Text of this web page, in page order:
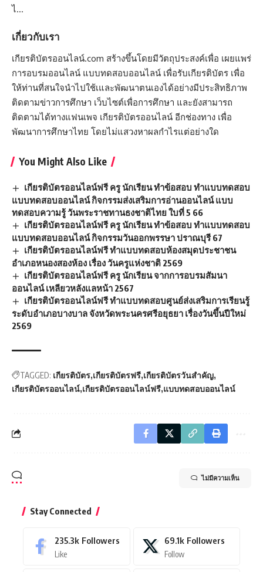
ไ…
เกี่ยวกับเรา
เกียรติบัตรออนไลน์.com สร้างขึ้นโดยมีวัตถุประสงค์เพื่อ เผยแพร่
การอบรมออนไลน์ แบบทดสอบออนไลน์ เพื่อรับเกียรติบัตร เพื่อ
ให้ท่านที่สนใจนำไปใช้เและพัฒนาตนเองได้อย่างมีประสิทธิภาพ
ติดตามข่าวการศึกษา เว็บไซต์เพื่อการศึกษา และยังสามารถ
ติดตามได้ทางแฟนเพจ เกียรติบัตรออนไลน์ อีกช่องทาง เพื่อ
พัฒนาการศึกษาไทย โดยไม่แสวงหาผลกำไรแต่อย่างใด
You Might Also Like
เกียรติบัตรออนไลน์ฟรี ครู นักเรียน ทำข้อสอบ ทำแบบทดสอบ
แบบทดสอบออนไลน์ กิจกรรมส่งเสริมการอ่านออนไลน์ แบบ
ทดสอบความรู้ วันพระราชทานธงชาติไทย ใบที่ 5 66
เกียรติบัตรออนไลน์ฟรี ครู นักเรียน ทำข้อสอบ ทำแบบทดสอบ
แบบทดสอบออนไลน์ กิจกรรมวันออกพรรษา ปราณบุรี 67
เกียรติบัตรออนไลน์ฟรี ทำแบบทดสอบห้องสมุดประชาชน
อำเภอหนองสองห้อง เรื่อง วันครูแห่งชาติ 2569
เกียรติบัตรออนไลน์ฟรี ครู นักเรียน จากการอบรมสัมนา
ออนไลน์ เหลียวหลังแลหน้า 2567
เกียรติบัตรออนไลน์ฟรี ทำแบบทดสอบศูนย์ส่งเสริมการเรียนรู้
ระดับอำเภอบางบาล จังหวัดพระนครศรีอยุธยา เรื่องวันขึ้นปีใหม่
2569
TAGGED: เกียรติบัตร เกียรติบัตรฟรี เกียรติบัตรวันสำคัญ
เกียรติบัตรออนไลน์ เกียรติบัตรออนไลน์ฟรี แบบทดสอบออนไลน์
ไม่มีความเห็น
Stay Connected
235.3k Followers
Like
69.1k Followers
Follow